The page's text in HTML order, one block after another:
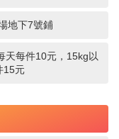
地下7號鋪
天每件10元，15kg以
15元